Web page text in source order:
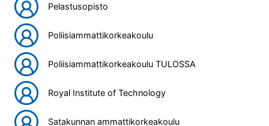
Pelastusopisto
Poliisiammattikorkeakoulu
Poliisiammattikorkeakoulu TULOSSA
Royal Institute of Technology
Satakunnan ammattikorkeakoulu